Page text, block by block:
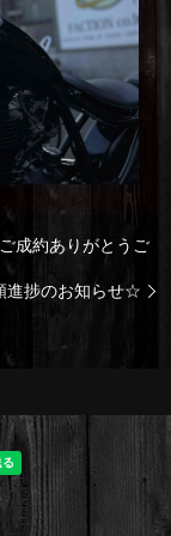
成約ありがとうご
進捗のお知らせ☆